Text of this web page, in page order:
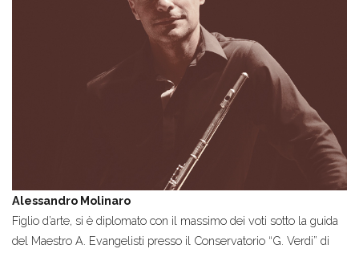
Alessandro Molinaro
Figlio d’arte, si è diplomato con il massimo dei voti sotto la guida
del Maestro A. Evangelisti presso il Conservatorio “G. Verdi” di